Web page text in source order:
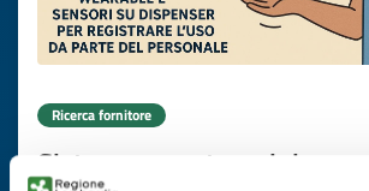
Ricerca fornitore
Sistema smart per igiene